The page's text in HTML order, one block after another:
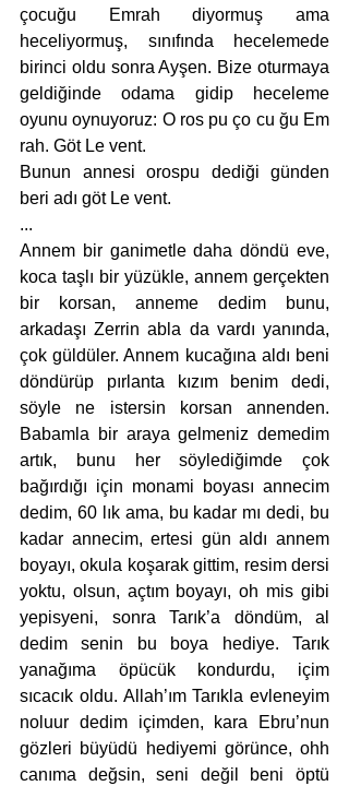
çocuğu Emrah diyormuş ama
heceliyormuş, sınıfında hecelemede
birinci oldu sonra Ayşen. Bize oturmaya
geldiğinde odama gidip heceleme
oyunu oynuyoruz: O ros pu ço cu ğu Em
rah. Göt Le vent.
Bunun annesi orospu dediği günden
beri adı göt Le vent.
...
Annem bir ganimetle daha döndü eve,
koca taşlı bir yüzükle, annem gerçekten
bir korsan, anneme dedim bunu,
arkadaşı Zerrin abla da vardı yanında,
çok güldüler. Annem kucağına aldı beni
döndürüp pırlanta kızım benim dedi,
söyle ne istersin korsan annenden.
Babamla bir araya gelmeniz demedim
artık, bunu her söylediğimde çok
bağırdığı için monami boyası annecim
dedim, 60 lık ama, bu kadar mı dedi, bu
kadar annecim, ertesi gün aldı annem
boyayı, okula koşarak gittim, resim dersi
yoktu, olsun, açtım boyayı, oh mis gibi
yepisyeni, sonra Tarık’a döndüm, al
dedim senin bu boya hediye. Tarık
yanağıma öpücük kondurdu, içim
sıcacık oldu. Allah’ım Tarıkla evleneyim
noluur dedim içimden, kara Ebru’nun
gözleri büyüdü hediyemi görünce, ohh
canıma değsin, seni değil beni öptü